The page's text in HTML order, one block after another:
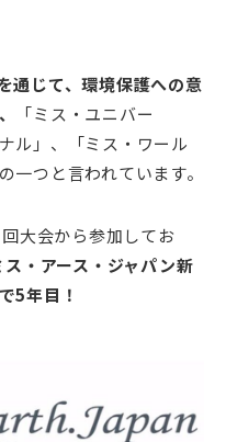
通じて、環境保護への意
「ミス・ユニバー
ル」、「ミス・ワール
の一つと言われています。
大会から参加してお
・アース・ジャパン新
5年目！